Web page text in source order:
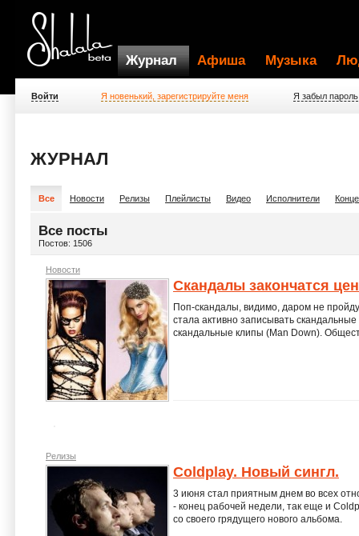
Журнал Афиша Музыка
Войти Я новенький, зарегистрируйте меня Я забыл пароль
ЖУРНАЛ
Все Новости Релизы Плейлисты Видео Исполнители
Все посты
Постов: 1506
Новости
Скандалы закончатся
Поп-скандалы, видимо, даром не
стала активно записывать
скандальные клипы (Man Down).
Релизы
Coldplay. Новый сингл.
3 июня стал приятным днем во всех
- конец рабочей недели, так еще и
со своего грядущего нового альбома.